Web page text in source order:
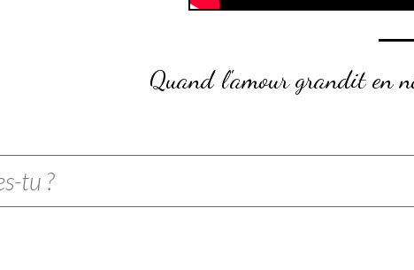
Quand l'amour grandit en